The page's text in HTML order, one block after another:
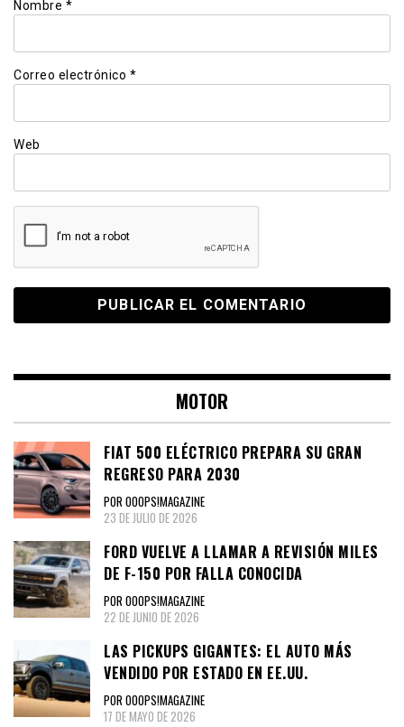
Nombre *
Correo electrónico *
Web
MOTOR
FIAT 500 ELÉCTRICO PREPARA SU GRAN
REGRESO PARA 2030
POR OOOPS!MAGAZINE
23 DE JULIO DE 2026
FORD VUELVE A LLAMAR A REVISIÓN MILES
DE F-150 POR FALLA CONOCIDA
POR OOOPS!MAGAZINE
22 DE JUNIO DE 2026
LAS PICKUPS GIGANTES: EL AUTO MÁS
VENDIDO POR ESTADO EN EE.UU.
POR OOOPS!MAGAZINE
17 DE MAYO DE 2026